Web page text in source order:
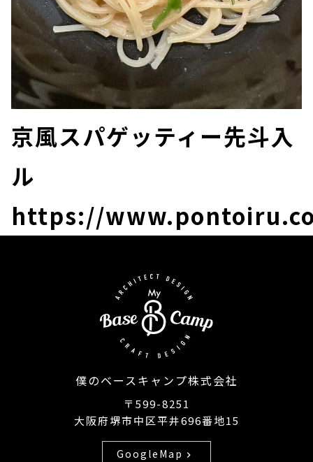
京風スパゲッティー先斗入
ル
https://
僕のベースキャンプ株式会社
〒599-8251
大阪府堺市中区平井696番地15
GoogleMap chevron_right